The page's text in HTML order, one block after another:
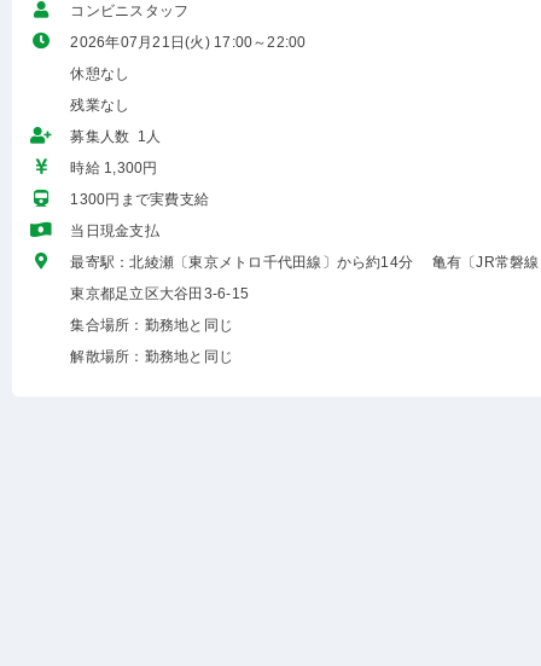
コンビニスタッフ
2026年07月21日(火) 17:00～22:00
休憩なし
残業なし
募集人数 1人
時給 1,300円
1300円まで実費支給
当日現金支払
最寄駅：北綾瀬〔東京メトロ千代田線〕から約14分 亀有〔JR常磐
東京都足立区大谷田3-6-15
集合場所：勤務地と同じ
解散場所：勤務地と同じ